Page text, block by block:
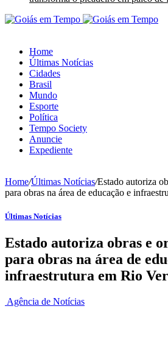
Home
Últimas Notícias
Cidades
Brasil
Mundo
Esporte
Política
Tempo Society
Anuncie
Expediente
Home/Últimas Notícias/Estado autoriza
para obras na área de educação e
Últimas Notícias
Estado autoriza obras e
para obras na área de
infraestrutura em Rio
Agência de Notícias